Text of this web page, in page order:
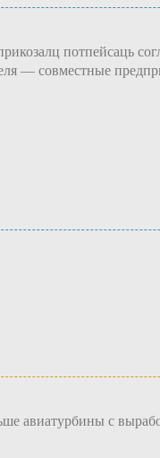
потпейсаць
— совместные
авиатурбины с